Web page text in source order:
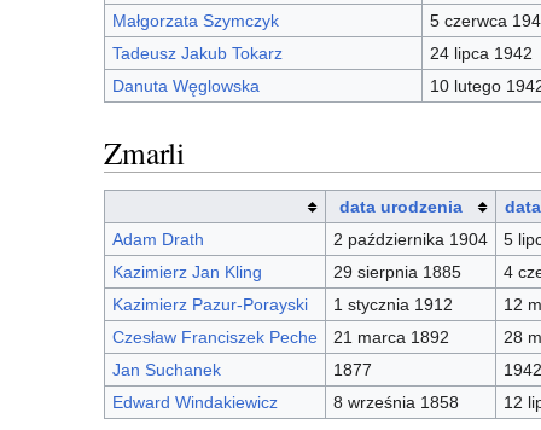
Małgorzata Szymczyk
5 czerwca
Tadeusz Jakub Tokarz
24 lipca 1942
Danuta Węglowska
10 lutego
Zmarli
data urodzenia
Adam Drath
2 października 1904
5
Kazimierz Jan Kling
29 sierpnia 1885
4
Kazimierz Pazur-Porayski
1 stycznia 1912
12
Czesław Franciszek Peche
21 marca 1892
28
Jan Suchanek
1877
1942
Edward Windakiewicz
8 września 1858 12